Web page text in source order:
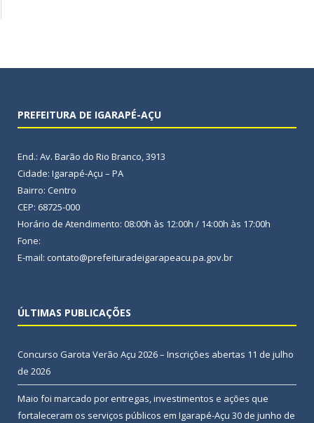
PREFEITURA DE IGARAPÉ-AÇU
End.: Av. Barão do Rio Branco, 3913
Cidade: Igarapé-Açu – PA
Bairro: Centro
CEP: 68725-000
Horário de Atendimento: 08:00h às 12:00h / 14:00h às 17:00h
Fone:
E-mail: contato@prefeituradeigarapeacu.pa.gov.br
ÚLTIMAS PUBLICAÇÕES
Concurso Garota Verão Açu 2026 – Inscrições abertas 11 de julho
de 2026
Maio foi marcado por entregas, investimentos e ações que
fortaleceram os serviços públicos em Igarapé-Açu 30 de junho de